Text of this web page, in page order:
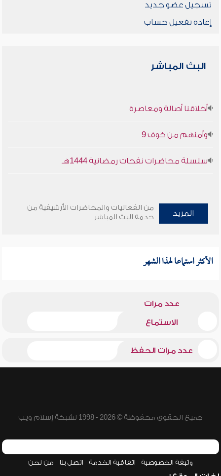
تسجيل عضو جديد
إعادة تفعيل حساب
البث المباشر
أخلاقنا أصالة ومعاصرة
وأمنهم من خوف 9
سلسلة محاضرات نفحات رمضانية 1444هـ
المزيد
من الفعاليات والمحاضرات الأرشيفية من
خدمة البث المباشر
الأكثر استماعا لهذا الشهر
عدد مرات
الاستماع
عدد مرات الحفظ
جميع الحقوق محفوظة © 2026 - 1998 لشبكة إسلام ويب
وثيقة الخصوصية اتفاقية الخدمة اتصل بنا من نحن